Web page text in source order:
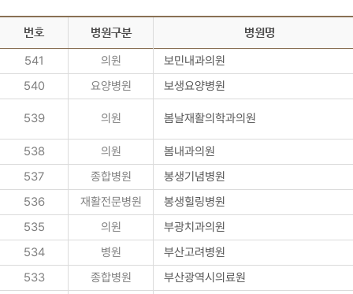
번호 병원구분 병원명
541 의원
보민내과의원
540
요양병원 보생요양병원
539 의원 봄날재활의학과의원
538 의원
봄내과의원
537
종합병원
봉생기념병원
536
재활전문병원
봉생힐링병원
535
의원
부광치과의원
534
병원
부산고려병원
533
종합병원
부산광역시의료원